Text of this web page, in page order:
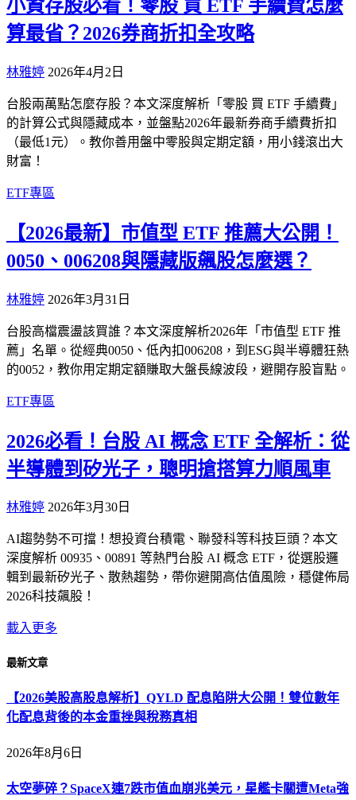
小資存股必看！零股 買 ETF 手續費怎麼
算最省？2026券商折扣全攻略
林雅婷 2026年4月2日
台股兩萬點怎麼存股？本文深度解析「零股 買 ETF 手續費」
的計算公式與隱藏成本，並盤點2026年最新券商手續費折扣
（最低1元）。教你善用盤中零股與定期定額，用小錢滾出大
財富！
ETF專區
【2026最新】市值型 ETF 推薦大公開！
0050、006208與隱藏版飆股怎麼選？
林雅婷 2026年3月31日
台股高檔震盪該買誰？本文深度解析2026年「市值型 ETF 推
薦」名單。從經典0050、低內扣006208，到ESG與半導體狂熱
的0052，教你用定期定額賺取大盤長線波段，避開存股盲點。
ETF專區
2026必看！台股 AI 概念 ETF 全解析：從
半導體到矽光子，聰明搶搭算力順風車
林雅婷 2026年3月30日
AI趨勢勢不可擋！想投資台積電、聯發科等科技巨頭？本文
深度解析 00935、00891 等熱門台股 AI 概念 ETF，從選股邏
輯到最新矽光子、散熱趨勢，帶你避開高估值風險，穩健佈局
2026科技飆股！
載入更多
最新文章
【2026美股高股息解析】QYLD 配息陷阱大公開！雙位數年
化配息背後的本金重挫與稅務真相
2026年8月6日
太空夢碎？SpaceX連7跌市值血崩兆美元，星艦卡關遭Meta強